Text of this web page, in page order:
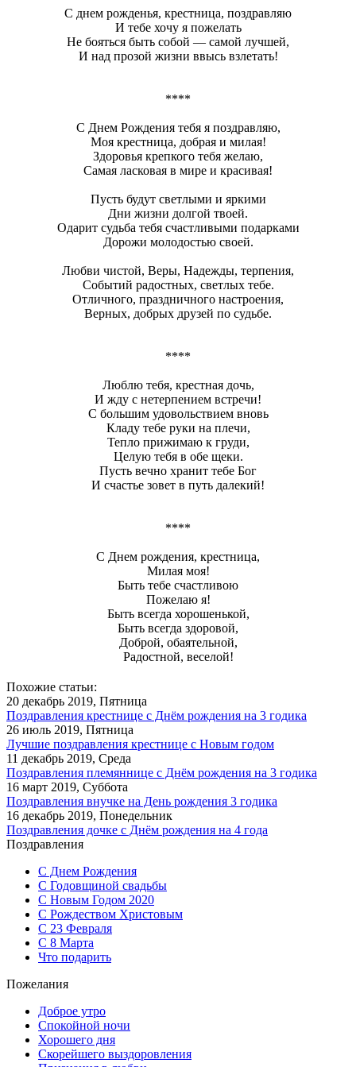
С днем рожденья, крестница, поздравляю
И тебе хочу я пожелать
Не бояться быть собой — самой лучшей,
И над прозой жизни ввысь взлетать!
****
С Днем Рождения тебя я поздравляю,
Моя крестница, добрая и милая!
Здоровья крепкого тебя желаю,
Самая ласковая в мире и красивая!
Пусть будут светлыми и яркими
Дни жизни долгой твоей.
Одарит судьба тебя счастливыми подарками
Дорожи молодостью своей.
Любви чистой, Веры, Надежды, терпения,
Событий радостных, светлых тебе.
Отличного, праздничного настроения,
Верных, добрых друзей по судьбе.
****
Люблю тебя, крестная дочь,
И жду с нетерпением встречи!
С большим удовольствием вновь
Кладу тебе руки на плечи,
Тепло прижимаю к груди,
Целую тебя в обе щеки.
Пусть вечно хранит тебе Бог
И счастье зовет в путь далекий!
****
С Днем рождения, крестница,
Милая моя!
Быть тебе счастливою
Пожелаю я!
Быть всегда хорошенькой,
Быть всегда здоровой,
Доброй, обаятельной,
Радостной, веселой!
Похожие статьи:
20 декабрь 2019, Пятница
Поздравления крестнице с Днём рождения на 3 годика
26 июль 2019, Пятница
Лучшие поздравления крестнице с Новым годом
11 декабрь 2019, Среда
Поздравления племяннице с Днём рождения на 3 годика
16 март 2019, Суббота
Поздравления внучке на День рождения 3 годика
16 декабрь 2019, Понедельник
Поздравления дочке с Днём рождения на 4 года
Поздравления
С Днем Рождения
С Годовщиной свадьбы
С Новым Годом 2020
С Рождеством Христовым
С 23 Февраля
С 8 Марта
Что подарить
Пожелания
Доброе утро
Спокойной ночи
Хорошего дня
Скорейшего выздоровления